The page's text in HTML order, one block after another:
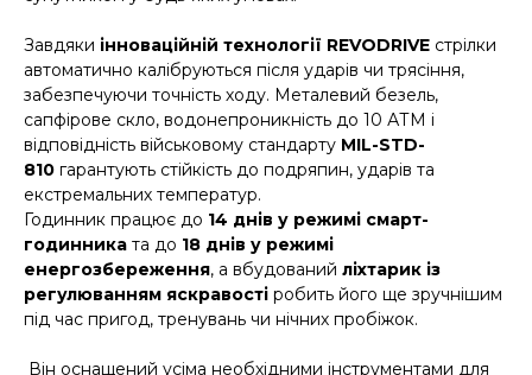
Завдяки інноваційній технології REVODRIVE стрілки
автоматично калібруються після ударів чи трясіння,
забезпечуючи точність ходу. Металевий безель,
сапфірове скло, водонепроникність до 10 АТМ і
відповідність військовому стандарту MIL-STD-
810 гарантують стійкість до подряпин, ударів та
екстремальних температур.
Годинник працює до 14 днів у режимі смарт-
годинника та до 18 днів у режимі
енергозбереження, а вбудований ліхтарик із
регулюванням яскравості робить його ще зручнішим
під час пригод, тренувань чи нічних пробіжок.
Він оснащений усіма необхідними інструментами для